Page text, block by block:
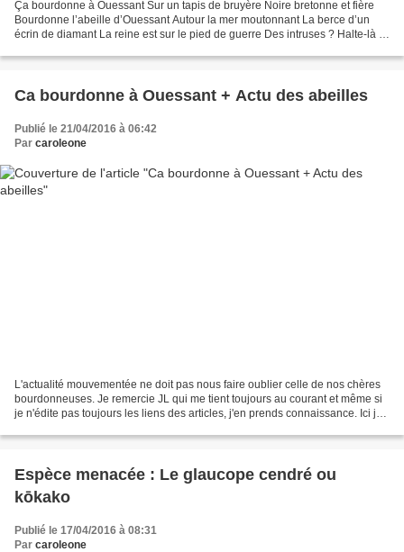
Ça bourdonne à Ouessant Sur un tapis de bruyère Noire bretonne et fière
Bourdonne l’abeille d’Ouessant Autour la mer moutonnant La berce d’un
écrin de diamant La reine est sur le pied de guerre Des intruses ? Halte-là !
Ca bourdonne à Ouessant + Actu des abeilles
Publié le 21/04/2016 à 06:42
Par caroleone
L'actualité mouvementée ne doit pas nous faire oublier celle de nos chères
bourdonneuses. Je remercie JL qui me tient toujours au courant et même si
je n'édite pas toujours les liens des articles, j'en prends connaissance. Ici je
Espèce menacée : Le glaucope cendré ou
kōkako
Publié le 17/04/2016 à 08:31
Par caroleone